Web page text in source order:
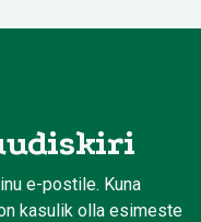
e-postile. Kuna
kasulik olla esimeste